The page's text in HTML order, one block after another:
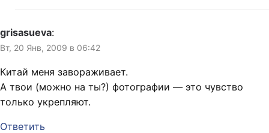
grisasueva:
Вт, 20 Янв, 2009 в 06:42
Китай меня завораживает.
А твои (можно на ты?) фотографии — это чувство
только укрепляют.
Ответить